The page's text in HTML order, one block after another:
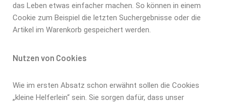
das Leben etwas einfacher machen. So können in einem
Cookie zum Beispiel die letzten Suchergebnisse oder die
Artikel im Warenkorb gespeichert werden.
Nutzen von Cookies
Wie im ersten Absatz schon erwähnt sollen die Cookies
„kleine Helferlein“ sein. Sie sorgen dafür, dass unser